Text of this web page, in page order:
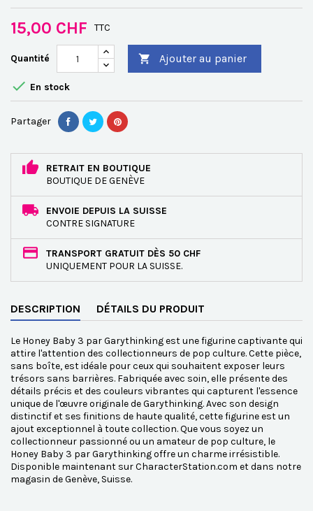
15,00 CHF TTC
Quantité  Ajouter au panier
 En stock
Partager
RETRAIT EN BOUTIQUE
BOUTIQUE DE GENÈVE
ENVOIE DEPUIS LA SUISSE
CONTRE SIGNATURE
TRANSPORT GRATUIT DÈS 50 CHF
UNIQUEMENT POUR LA SUISSE.
DESCRIPTION DÉTAILS DU PRODUIT
Le Honey Baby 3 par Garythinking est une figurine captivante qui
attire l'attention des collectionneurs de pop culture. Cette pièce,
sans boîte, est idéale pour ceux qui souhaitent exposer leurs
trésors sans barrières. Fabriquée avec soin, elle présente des
détails précis et des couleurs vibrantes qui capturent l'essence
unique de l'œuvre originale de Garythinking. Avec son design
distinctif et ses finitions de haute qualité, cette figurine est un
ajout exceptionnel à toute collection. Que vous soyez un
collectionneur passionné ou un amateur de pop culture, le
Honey Baby 3 par Garythinking offre un charme irrésistible.
Disponible maintenant sur CharacterStation.com et dans notre
magasin de Genève, Suisse.